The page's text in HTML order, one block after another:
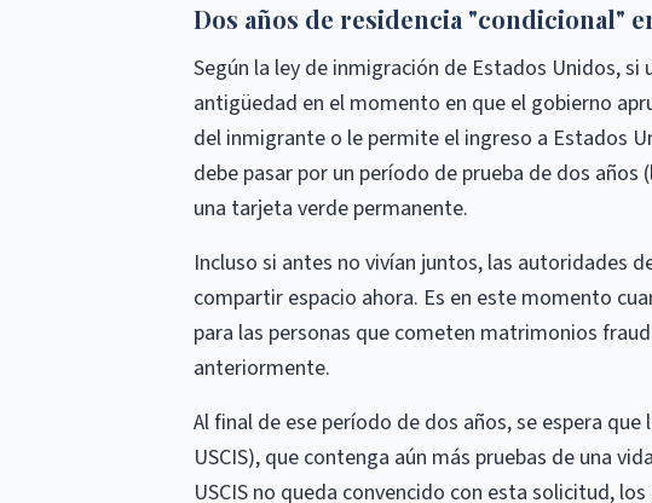
Dos años de residencia "condicional"
Según la ley de inmigración de Estados Unidos,
antigüedad en el momento en que el gobierno
del inmigrante o le permite el ingreso a Estados
debe pasar por un período de prueba de dos
una tarjeta verde permanente.
Incluso si antes no vivían juntos, las autoridades
compartir espacio ahora. Es en este momento
para las personas que cometen matrimonios
anteriormente.
Al final de ese período de dos años, se espera
USCIS), que contenga aún más pruebas de una
USCIS no queda convencido con esta solicitud,